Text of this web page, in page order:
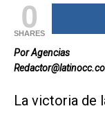
0
SHARES
Por Agencias
La victoria de